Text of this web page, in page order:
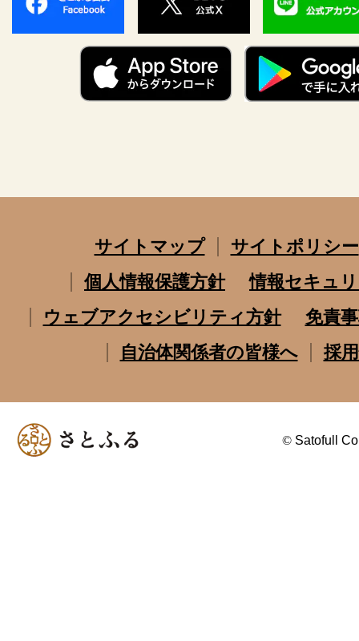
サイトマップ
サイトポリシー
個人情報保護方針
情報セキュ
ウェブアクセシビリティ方針
免責
自治体関係者の皆様へ
採
© Satofull